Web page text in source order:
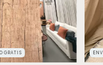
GRATIS